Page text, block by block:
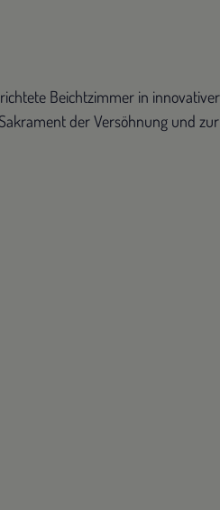
Beichtzimmer in
der Versöhnung und